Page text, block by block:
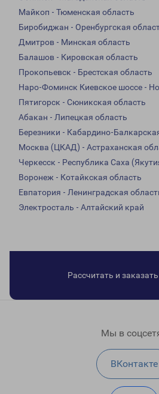
Майкоп - Тюменская область
Биробиджан - Оренбургская
Дмитров - Минская область
Балашов - Кировская область
Прокопьевск - Брестская область
Наро-Фоминск Киевское шоссе -
Пятигорск - Сюникская область
Абакан - Липецкая область
Березники - Кабардино-
Москва (ЦКАД) - Астраханская
Черкесск - Республика Саха
Воронеж - Котайкская область
Евпатория - Ленинградская
Электросталь - Алтайский край
Рассчитать и
Мы в
ВКонтакте